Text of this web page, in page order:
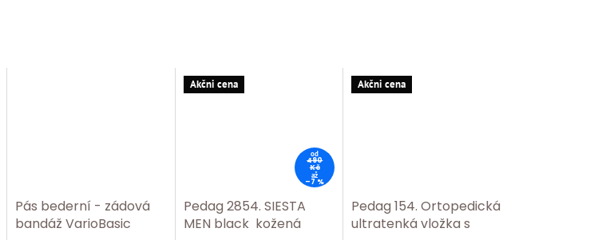
Pás bederní - zádová
bandáž VarioBasic
Akčni cena
od
490
Kč
až
–7 %
Pedag 2854. SIESTA
MEN black kožená
Akčni cena
Pedag 154. Ortopedická
ultratenká vložka s